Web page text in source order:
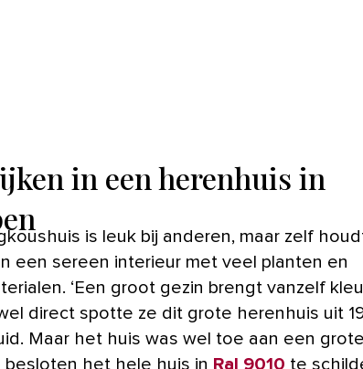
in een herenhuis in
is leuk bij anderen, maar zelf
een sereen interieur met veel planten en
‘Een groot gezin brengt vanzelf
direct spotte ze dit grote herenhuis uit
Maar het huis was wel toe aan een
besloten het hele huis in Ral 9010 te